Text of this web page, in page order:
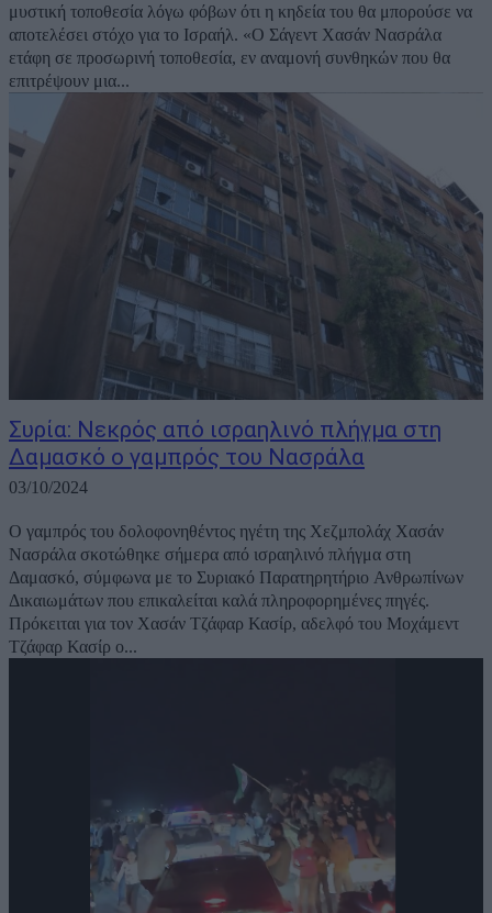
μυστική τοποθεσία λόγω φόβων ότι η κηδεία του θα μπορούσε να
αποτελέσει στόχο για το Ισραήλ. «Ο Σάγεντ Χασάν Νασράλα
ετάφη σε προσωρινή τοποθεσία, εν αναμονή συνθηκών που θα
επιτρέψουν μια...
Συρία: Νεκρός από ισραηλινό πλήγμα στη
Δαμασκό ο γαμπρός του Νασράλα
03/10/2024
Ο γαμπρός του δολοφονηθέντος ηγέτη της Χεζμπολάχ Χασάν
Νασράλα σκοτώθηκε σήμερα από ισραηλινό πλήγμα στη
Δαμασκό, σύμφωνα με το Συριακό Παρατηρητήριο Ανθρωπίνων
Δικαιωμάτων που επικαλείται καλά πληροφορημένες πηγές.
Πρόκειται για τον Χασάν Τζάφαρ Κασίρ, αδελφό του Μοχάμεντ
Τζάφαρ Κασίρ ο...